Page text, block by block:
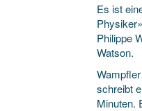
Es ist
Philippe
Watson.
schreibt
Minuten.